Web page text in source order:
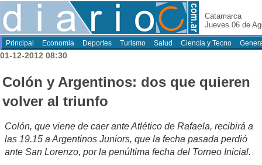
Catamarca
Jueves 06 de
Principal Economia Deportes Turismo Salud Ciencia y Tecno
01-12-2012 08:30
Colón y Argentinos: dos que quieren
volver al triunfo
Colón, que viene de caer ante Atlético de Rafaela, recibirá a
las 19.15 a Argentinos Juniors, que la fecha pasada perdió
ante San Lorenzo, por la penúltima fecha del Torneo Inicial.